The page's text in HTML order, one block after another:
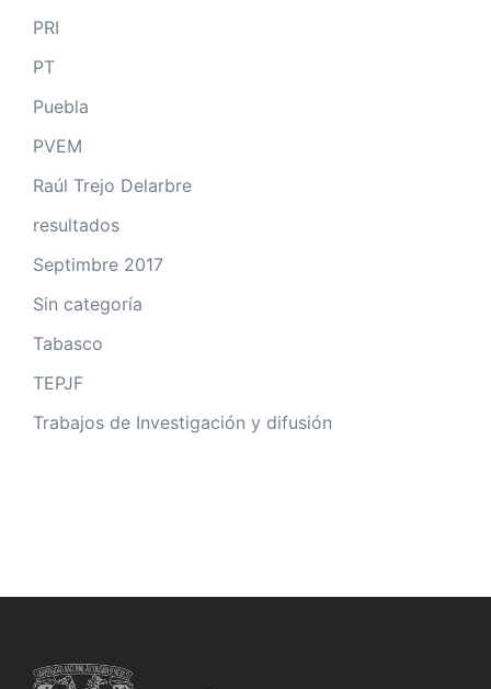
PRI
PT
Puebla
PVEM
Raúl Trejo Delarbre
resultados
Septimbre 2017
Sin categoría
Tabasco
TEPJF
Trabajos de Investigación y difusión